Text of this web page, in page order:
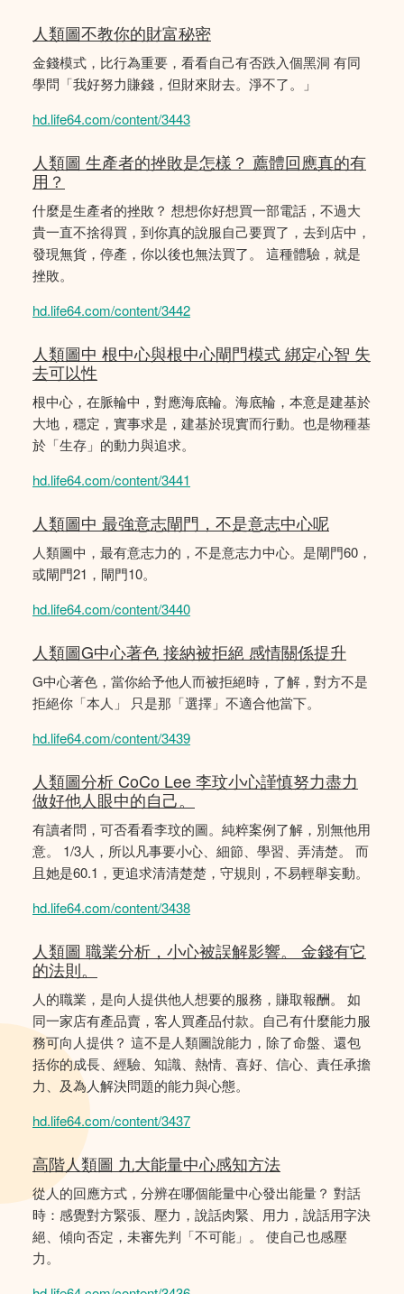
人類圖不教你的財富秘密
金錢模式，比行為重要，看看自己有否跌入個黑洞 有同
學問「我好努力賺錢，但財來財去。淨不了。」
hd.life64.com/content/3443
人類圖 生產者的挫敗是怎樣？ 薦體回應真的有
用？
什麼是生產者的挫敗？ 想想你好想買一部電話，不過大
貴一直不捨得買，到你真的說服自己要買了，去到店中，
發現無貨，停產，你以後也無法買了。 這種體驗，就是
挫敗。
hd.life64.com/content/3442
人類圖中 根中心與根中心閘門模式 綁定心智 失
去可以性
根中心，在脈輪中，對應海底輪。海底輪，本意是建基於
大地，穩定，實事求是，建基於現實而行動。也是物種基
於「生存」的動力與追求。
hd.life64.com/content/3441
人類圖中 最強意志閘門，不是意志中心呢
人類圖中，最有意志力的，不是意志力中心。是閘門60，
或閘門21，閘門10。
hd.life64.com/content/3440
人類圖G中心著色 接納被拒絕 感情關係提升
G中心著色，當你給予他人而被拒絕時，了解，對方不是
拒絕你「本人」 只是那「選擇」不適合他當下。
hd.life64.com/content/3439
人類圖分析 CoCo Lee 李玟小心謹慎努力盡力
做好他人眼中的自己。
有讀者問，可否看看李玟的圖。純粹案例了解，別無他用
意。 1/3人，所以凡事要小心、細節、學習、弄清楚。 而
且她是60.1，更追求清清楚楚，守規則，不易輕舉妄動。
hd.life64.com/content/3438
人類圖 職業分析，小心被誤解影響。 金錢有它
的法則。
人的職業，是向人提供他人想要的服務，賺取報酬。 如
同一家店有產品賣，客人買產品付款。自己有什麼能力服
務可向人提供？ 這不是人類圖說能力，除了命盤、還包
括你的成長、經驗、知識、熱情、喜好、信心、責任承擔
力、及為人解決問題的能力與心態。
hd.life64.com/content/3437
高階人類圖 九大能量中心感知方法
從人的回應方式，分辨在哪個能量中心發出能量？ 對話
時：感覺對方緊張、壓力，說話肉緊、用力，說話用字決
絕、傾向否定，未審先判「不可能」。 使自己也感壓
力。